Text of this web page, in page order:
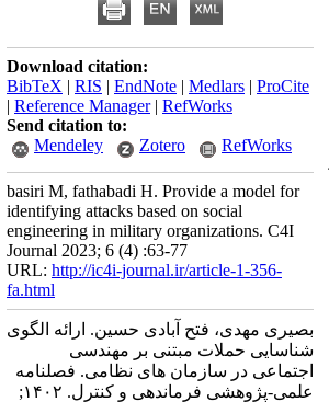
Download citation:
BibTeX | RIS | EndNote | Medlars | ProCite
| Reference Manager| RefWorks
Send citation to:
Mendeley
Zotero RefWorks
basiri M, fathabadi H. Provide a model for
identifying attacks based on social
engineering in military organizations. C4I
Journal 2023; 6 (4) :63-77
URL: http://ic4i-journal.ir/article-1-356-
fa.html
بصیری مهدی، فتح آبادی حسین. ارائه الگوی
شناسایی حملات مبتنی بر مهندسی
اجتماعی در سازمان های نظامی. فصلنامه
علمی-پژوهشی فرماندهی و کنترل. ۱۴۰۲;